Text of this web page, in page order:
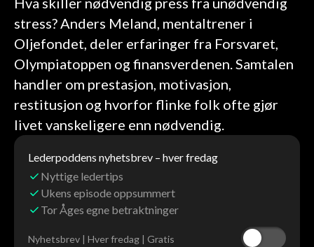
stress? Anders Meland, mentaltrener i
Oljefondet, deler erfaringer fra Forsvaret,
Olympiatoppen og finansverdenen. Samtalen
handler om prestasjon, motivasjon,
restitusjon og hvorfor flinke folk ofte gjør
livet vanskeligere enn nødvendig.
Lederpoddens nyhetsbrev – hver fredag
Nyttige ledertips
Ukens episode oppsummert
Tor Åges egne betraktninger
Nyhetsbrev | Hver fredag | Gratis